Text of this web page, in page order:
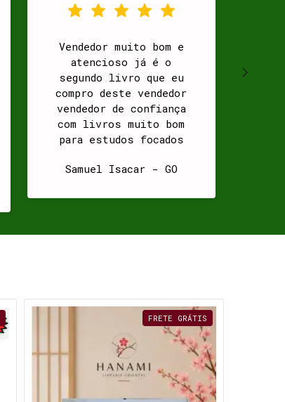
Vendedor muito bom e
atencioso já é o
segundo livro que eu
compro deste vendedor
vendedor de confiança
com livros muito bom
para estudos focados
Samuel Isacar - GO
FRETE GRÁTIS